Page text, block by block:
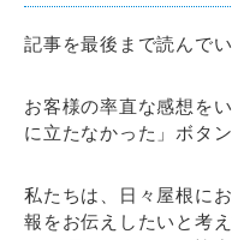
記事を最後まで読んで
お客様の率直な感想を
に立たなかった」ボタ
私たちは、日々屋根に
報をお伝えしたいと考